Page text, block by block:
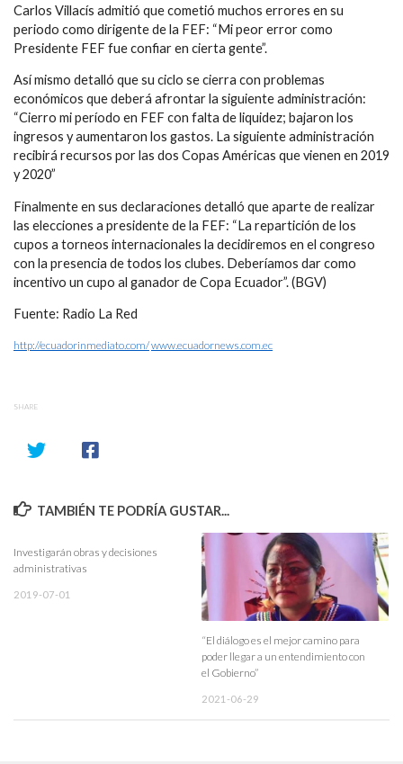
Carlos Villacís admitió que cometió muchos errores en su
periodo como dirigente de la FEF: “Mi peor error como
Presidente FEF fue confiar en cierta gente”.
Así mismo detalló que su ciclo se cierra con problemas
económicos que deberá afrontar la siguiente administración:
“Cierro mi período en FEF con falta de liquidez; bajaron los
ingresos y aumentaron los gastos. La siguiente administración
recibirá recursos por las dos Copas Américas que vienen en 2019
y 2020”
Finalmente en sus declaraciones detalló que aparte de realizar
las elecciones a presidente de la FEF: “La repartición de los
cupos a torneos internacionales la decidiremos en el congreso
con la presencia de todos los clubes. Deberíamos dar como
incentivo un cupo al ganador de Copa Ecuador”. (BGV)
Fuente: Radio La Red
http://ecuadorinmediato.com/www.ecuadornews.com.ec
SHARE
TAMBIÉN TE PODRÍA GUSTAR...
Investigarán obras y decisiones
administrativas
2019-07-01
“El diálogo es el mejor camino para
poder llegar a un entendimiento con
el Gobierno”
2021-06-29